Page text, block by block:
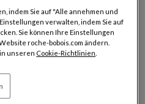
Visani und
Mitarbeitern ist ein offenes
Forschung und die
mit unterschiedlichen
angewiesen ist.
jede Art von
des normalen
indem Sie auf "Alle annehmen und
verwalten, indem Sie auf
Sie können Ihre Einstellungen
roche-bobois.com ändern.
unseren Cookie-Richtlinien